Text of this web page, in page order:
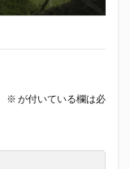
※ が付いている欄は必